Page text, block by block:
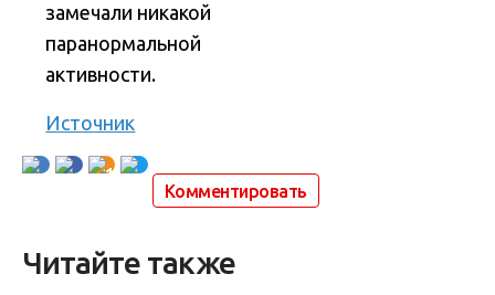
замечали никакой
паранормальной
активности.
Источник
1
Комментировать
Читайте также